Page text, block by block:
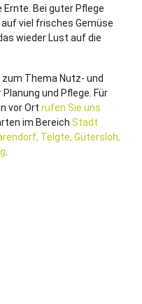
Bei guter Pflege
viel frisches Gemüse
wieder Lust auf die
Thema Nutz- und
und Pflege. Für
vor Ort rufen Sie uns
im Bereich Stadt
Telgte, Gütersloh,